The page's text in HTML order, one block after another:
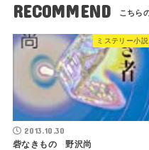
RECOMMEND
ミステリー小説
2013.10.30
砦なきもの 野沢尚